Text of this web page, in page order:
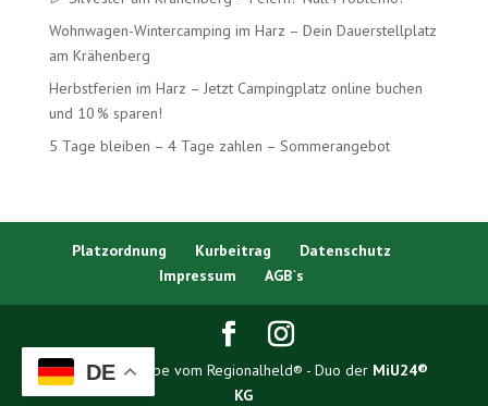
Wohnwagen-Wintercamping im Harz – Dein Dauerstellplatz
am Krähenberg
Herbstferien im Harz – Jetzt Campingplatz online buchen
und 10 % sparen!
5 Tage bleiben – 4 Tage zahlen – Sommerangebot
Platzordnung Kurbeitrag
Datenschutz
Impressum
AGB`s
Erstellt mit Liebe vom Regionalheld® - Duo der MiU24®
KG
DE